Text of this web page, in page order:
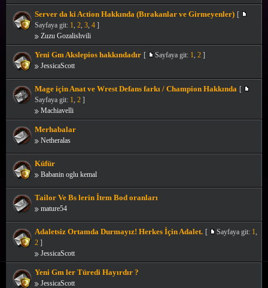
Server da ki Action Hakkında (Bırakanlar ve Girmeyenler) [
Sayfaya git: 1, 2, 3, 4]
Zuzu Gozalishvili
Yeni Gm Akslepios hakkındadır [ Sayfaya git: 1, 2]
JessicaScott
Mage için Anat ve Wrest Defans farkı / Champion Hakkında [
Sayfaya git: 1, 2]
Machiavelli
Merhabalar
Netheralas
Küfür
Babanin oglu kemal
Tailor Ve Bs lerin İtem Bod oranları
mature54
Adaletsiz Ortamda Durmayız! Herkes İçin Adalet. [ Sayfaya git: 1,
2]
JessicaScott
Yeni Gm ler Türedi Hayırdır ?
JessicaScott